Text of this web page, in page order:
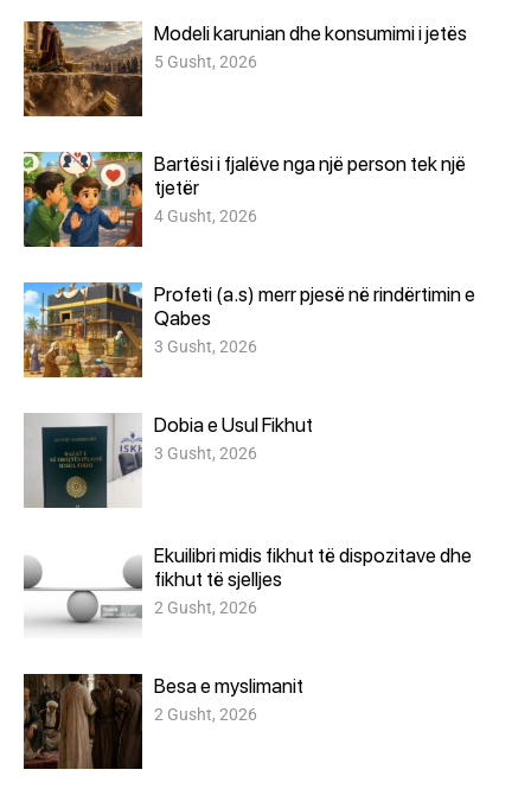
Modeli karunian dhe konsumimi i jetës
5 Gusht, 2026
Bartësi i fjalëve nga një person tek një
tjetër
4 Gusht, 2026
Profeti (a.s) merr pjesë në rindërtimin e
Qabes
3 Gusht, 2026
Dobia e Usul Fikhut
3 Gusht, 2026
Ekuilibri midis fikhut të dispozitave dhe
fikhut të sjelljes
2 Gusht, 2026
Besa e myslimanit
2 Gusht, 2026